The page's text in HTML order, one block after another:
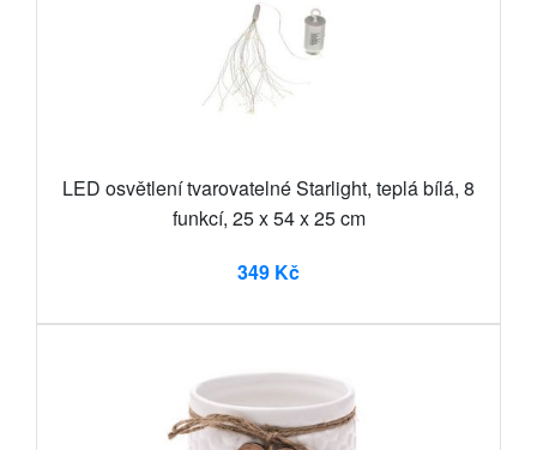
LED osvětlení tvarovatelné Starlight, teplá bílá, 8
funkcí, 25 x 54 x 25 cm
349 Kč